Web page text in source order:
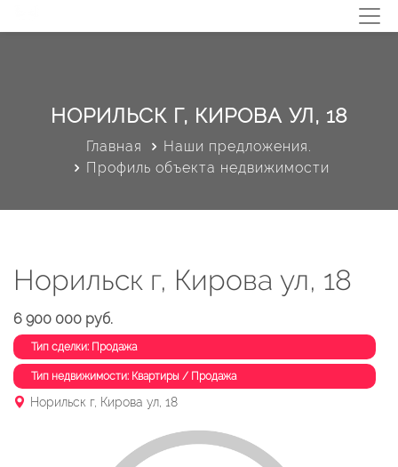
НОРИЛЬСК Г, КИРОВА УЛ, 18
Главная
Наши предложения.
Профиль объекта недвижимости
Норильск г, Кирова ул, 18
6 900 000 руб.
Тип сделки: Продажа
Тип недвижимости: Квартиры / Продажа
Норильск г, Кирова ул, 18